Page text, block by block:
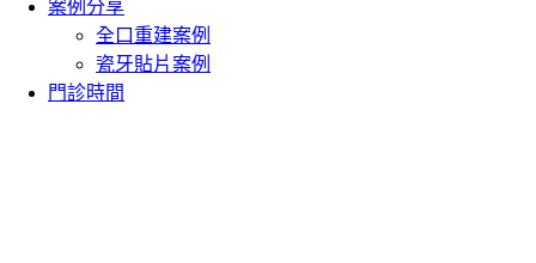
案例分享
全口重建案例
瓷牙貼片案例
門診時間